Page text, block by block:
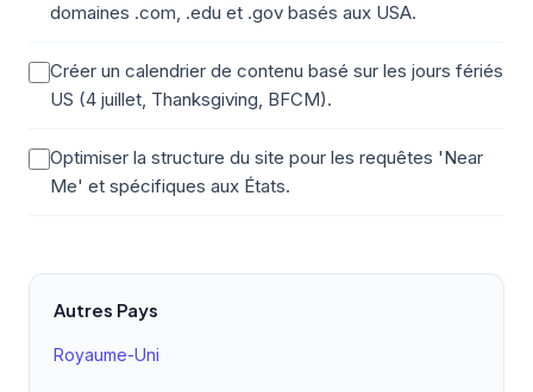
domaines .com, .edu et .gov basés aux USA.
Créer un calendrier de contenu basé sur les jours fériés
US (4 juillet, Thanksgiving, BFCM).
Optimiser la structure du site pour les requêtes 'Near
Me' et spécifiques aux États.
Autres Pays
Royaume-Uni